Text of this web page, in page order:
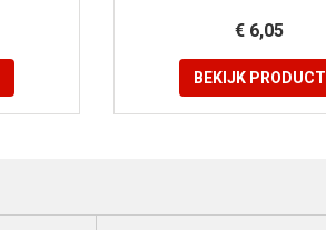
€ 6,05
BEKIJKPRODUCT